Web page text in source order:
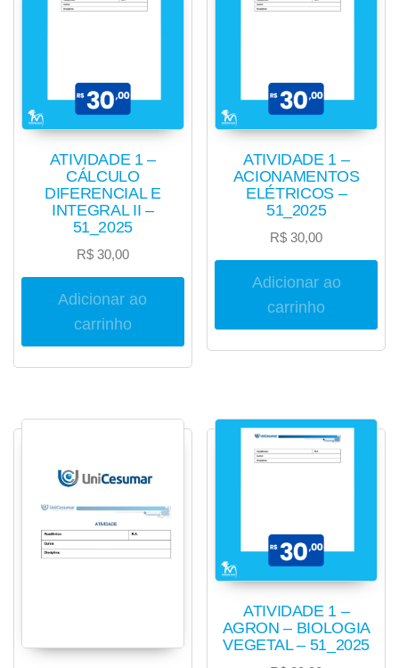
ATIVIDADE 1 –
CÁLCULO
DIFERENCIAL E
INTEGRAL II –
51_2025
R$30,00
Adicionar ao
carrinho
ATIVIDADE 1 –
ACIONAMENTOS
ELÉTRICOS –
51_2025
R$ 30,00
Adicionar ao
carrinho
ATIVIDADE 1 –
AGRON – BIOLOGIA
VEGETAL – 51_2025